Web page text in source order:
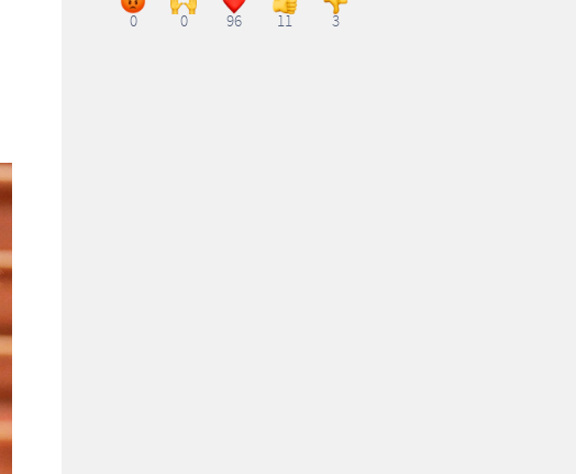
0 0 96 11 3